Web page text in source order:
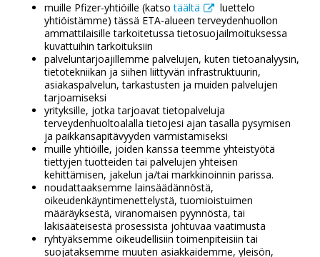
muille Pfizer-yhtiöille (katsotäältä
luettelo
yhtiöistämme) tässä ETA-alueen terveydenhuollon
ammattilaisille tarkoitetussa tietosuojailmoituksessa
kuvattuihin tarkoituksiin
palveluntarjoajillemme palvelujen, kuten tietoanalyysin,
tietotekniikan ja siihen liittyvän infrastruktuurin,
asiakaspalvelun, tarkastusten ja muiden palvelujen
tarjoamiseksi
yrityksille, jotka tarjoavat tietopalveluja
terveydenhuoltoalalla tietojesi ajan tasalla pysymisen
ja paikkansapitävyyden varmistamiseksi
muille yhtiöille, joiden kanssa teemme yhteistyötä
tiettyjen tuotteiden tai palvelujen yhteisen
kehittämisen, jakelun ja/tai markkinoinnin parissa.
noudattaaksemme lainsäädännöstä,
oikeudenkäyntimenettelystä, tuomioistuimen
määräyksestä, viranomaisen pyynnöstä, tai
lakisääteisestä prosessista johtuvaa vaatimusta
ryhtyäksemme oikeudellisiin toimenpiteisiin tai
suojataksemme muuten asiakkaidemme, yleisön,